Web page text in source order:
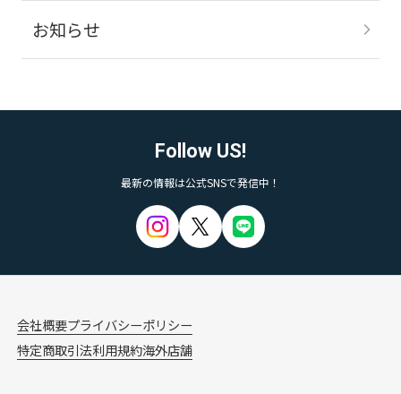
お知らせ
Follow US!
最新の情報は公式SNSで発信中！
会社概要プライバシーポリシー
特定商取引法利用規約海外店舗